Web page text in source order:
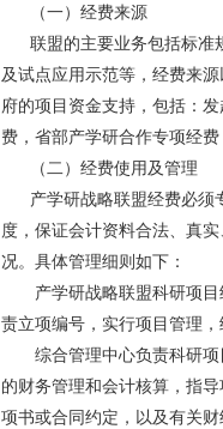
（一）经费来源
联盟的主要业务包括标准
及试点应用示范等，经费来
府的项目资金支持，包括：
费，省部产学研合作专项经
（二）经费使用及管理
产学研战略联盟经费必须
度，保证会计资料合法、真
况。具体管理细则如下：
产学研战略联盟科研项目
责立项编号，实行项目管理
综合管理中心负责科研项
的财务管理和会计核算，指
项书或合同约定，以及有关